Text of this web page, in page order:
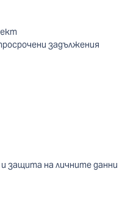
задължения
защита на личните данни